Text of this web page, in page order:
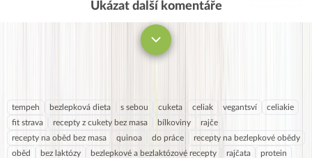
Ukázat další komentáře
tempeh bezlepková dieta s sebou cuketa celiak vegantsví
celiakie
fit strava
recepty z cukety bez masa bílkoviny
rajče
recepty na oběd bez masa
quinoa do práce
recepty na bezlepkové obědy
oběd
bez laktózy bezlepkové a bezlaktózové recepty rajčata
protein